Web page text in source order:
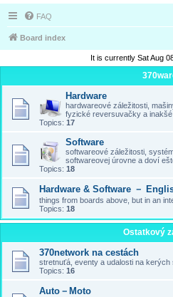
FAQ
Board index
It is currently Sat Aug
Hardware
hardwareové záležitosti,
fyzické reversuvačky a inakšé
Topics: 17
Software
softwareové záležitosti,
softwareovej úrovne a doví
Topics: 18
Hardware & Software －
things from boards above, but in an
Topics: 18
Ostatkový
370network na cestách
stretnuťá, eventy a udalosti na
Topics: 16
Auto－Moto